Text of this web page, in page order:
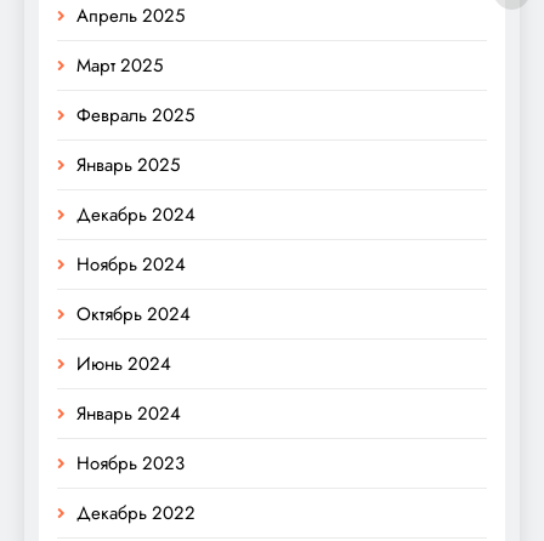
Апрель 2025
Март 2025
Февраль 2025
Январь 2025
Декабрь 2024
Ноябрь 2024
Октябрь 2024
Июнь 2024
Январь 2024
Ноябрь 2023
Декабрь 2022